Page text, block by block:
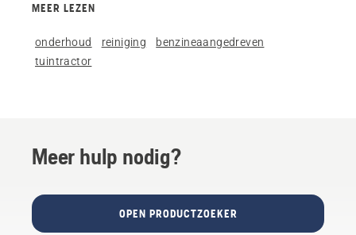
MEER LEZEN
onderhoud reiniging
benzineaangedreven
tuintractor
Meer hulp nodig?
OPEN PRODUCTZOEKER